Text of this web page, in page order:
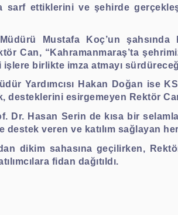
sarf ettiklerini ve şehirde
Mustafa Koç’un
Can, “Kahramanmaraş’ta
işlere birlikte imza atmayı
Yardımcısı Hakan Doğan ise
esirgemeyen Rektör
Dr. Hasan Serin de kısa bir
veren ve katılım sağlayan
dikim sahasına geçilirken,
fidan dağıtıldı.